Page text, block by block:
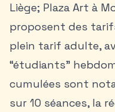
Liège; Plaza Art à
proposent des
plein tarif adulte,
“étudiants”
cumulées sont
sur 10 séances, la